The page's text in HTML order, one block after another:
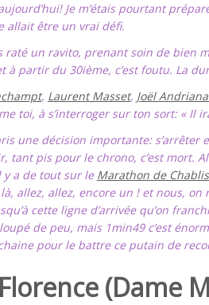
Je m’étais pourtant
allait être un vrai défi.
raté un ravito, prenant soin de bien
à partir du 30ième, c’est foutu. La
, Laurent Masset, Joël
toi, à s’interroger sur ton sort: « Il
une décision importante:
tant pis pour le chrono, c’est mort.
a de tout sur le Marathon de Chablis
allez, allez, encore un ! et nous,
cette ligne d’arrivée qu’on
de peu, mais 1min49 c’est
pour le battre ce putain de
(Dame